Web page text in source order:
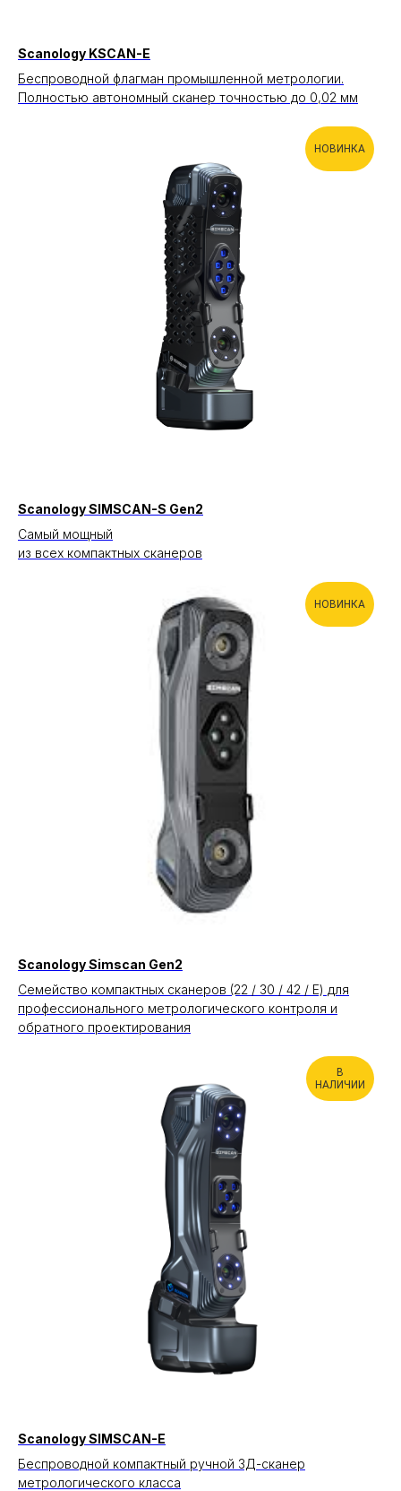
Scanology KSCAN-E
Беспроводной флагман промышленной метрологии.
Полностью автономный сканер точностью до 0,02 мм
НОВИНКА
Scanology SIMSCAN-S Gen2
Самый мощный
из всех компактных сканеров
НОВИНКА
Scanology Simscan Gen2
Семейство компактных сканеров (22 / 30 / 42 / E) для
профессионального метрологического контроля и
обратного проектирования
В
НАЛИЧИИ
Scanology SIMSCAN-E
Беспроводной компактный ручной 3Д-сканер
метрологического класса